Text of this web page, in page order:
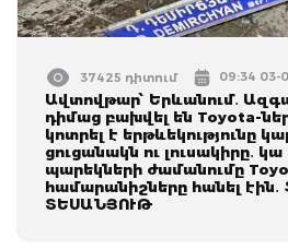
37425 դիտում 09:34 03-
Ավտովթար՝ Երևանում․
դիմաց բախվել են Toyota-
կոտրել է երթևեկությունը
ցուցանակն ու լուսակիրը․
պարեկների ժամանումը
համարանիշները հանել
ՏԵՍԱՆՅՈՒԹ